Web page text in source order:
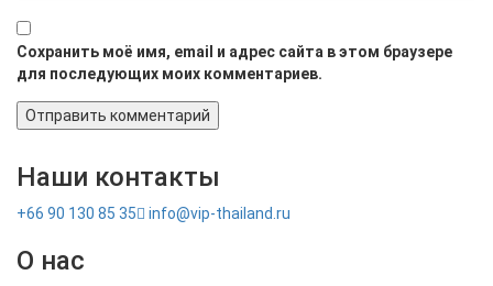
Сохранить моё имя, email и адрес сайта в этом браузере
для последующих моих комментариев.
Наши контакты
+66 90 130 85 35 info@vip-thailand.ru
О нас